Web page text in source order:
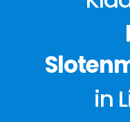
in
Inbraakbeveiliging